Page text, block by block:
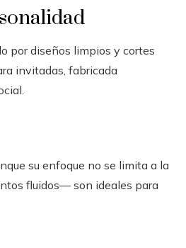
por diseños limpios y cortes
invitadas, fabricada
su enfoque no se limita a la
fluidos— son ideales para